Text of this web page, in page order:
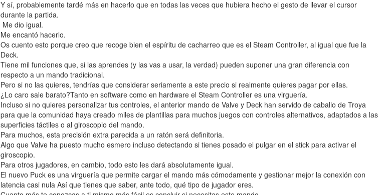
Y sí, probablemente tardé más en hacerlo que en todas las veces que hubiera hecho el gesto de llevar el cursor
durante la partida.
Me dio igual.
Me encantó hacerlo.
Os cuento esto porque creo que recoge bien el espíritu de cacharreo que es el Steam Controller, al igual que fue la
Deck.
Tiene mil funciones que, si las aprendes (y las vas a usar, la verdad) pueden suponer una gran diferencia con
respecto a un mando tradicional.
Pero si no las quieres, tendrías que considerar seriamente a este precio si realmente quieres pagar por ellas.
¿Lo caro sale barato?Tanto en software como en hardware el Steam Controller es una virguería.
Incluso si no quieres personalizar tus controles, el anterior mando de Valve y Deck han servido de caballo de Troya
para que la comunidad haya creado miles de plantillas para muchos juegos con controles alternativos, adaptados a las
superficies táctiles o al giroscopio del mando.
Para muchos, esta precisión extra parecida a un ratón será definitoria.
Algo que Valve ha puesto mucho esmero incluso detectando si tienes posado el pulgar en el stick para activar el
giroscopio.
Para otros jugadores, en cambio, todo esto les dará absolutamente igual.
El nuevo Puck es una virguería que permite cargar el mando más cómodamente y gestionar mejor la conexión con
latencia casi nula Así que tienes que saber, ante todo, qué tipo de jugador eres.